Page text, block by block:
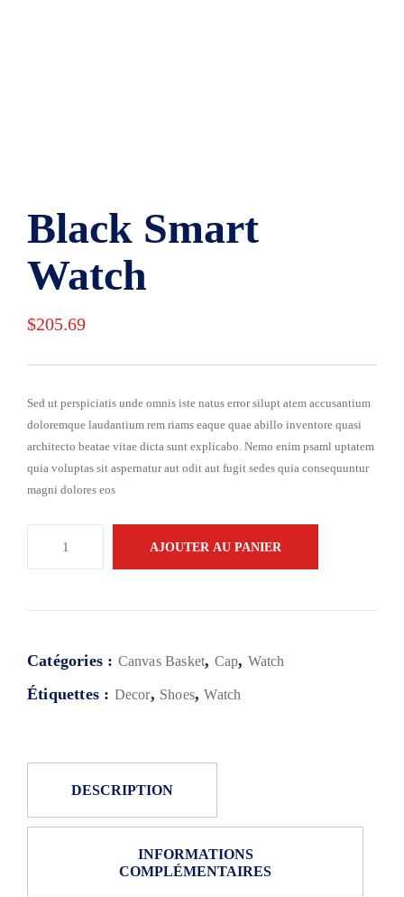
Black Smart
Watch
$205.69
Sed ut perspiciatis unde omnis iste natus error silupt atem accusantium
doloremque laudantium rem riams eaque quae abillo inventore quasi
architecto beatae vitae dicta sunt explicabo. Nemo enim psaml uptatem
quia voluptas sit aspernatur aut odit aut fugit sedes quia consequuntur
magni dolores eos
AJOUTER AU PANIER
Catégories : Canvas Basket, Cap, Watch
Étiquettes : Decor, Shoes,Watch
DESCRIPTION
INFORMATIONS
COMPLÉMENTAIRES